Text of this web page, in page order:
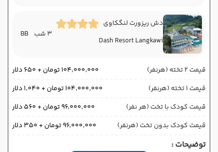
دش ریزورت لنگکاوی
Dash Resort Langkawi
3 شب BB
قیمت 2 تخته (هرنفر)
۱۰۴٬۰۰۰٬۰۰۰ تومان + ۶۵۰ دلار
قیمت 1 تخته (هرنفر)
۱۰۴٬۰۰۰٬۰۰۰ تومان + ۱٬۰۴۰ دلار
قیمت کودک با تخت (هر نفر)
۹۶٬۰۰۰٬۰۰۰ تومان + ۵۶۰ دلار
قیمت کودک بدون تخت (هرنفر)
۹۶٬۰۰۰٬۰۰۰ تومان + ۳۵۰ دلار
توضیحات :